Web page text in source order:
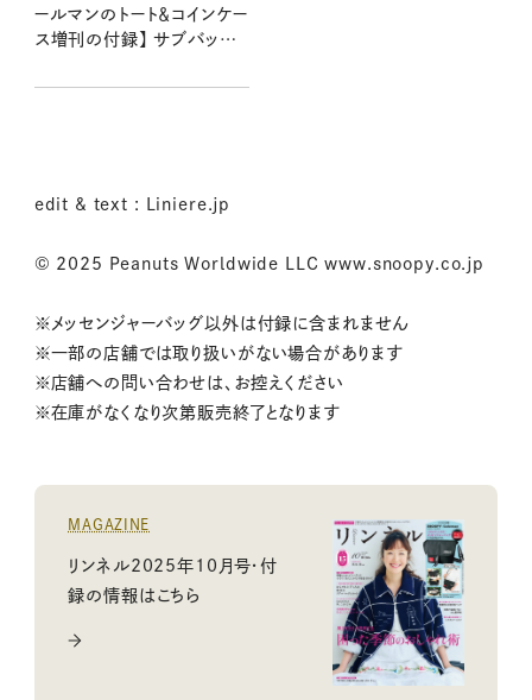
ールマンのトート＆コインケー
ス増刊の付録】 サブバッグ
サイズが便利：8/20発売リ
edit & text : Liniere.jp
© 2025 Peanuts Worldwide LLC www.snoopy.co.jp
※メッセンジャーバッグ以外は付録に含まれません
※一部の店舗では取り扱いがない場合があります
※店舗への問い合わせは、お控えください
※在庫がなくなり次第販売終了となります
MAGAZINE
リンネル2025年10月号・付
録の情報はこちら